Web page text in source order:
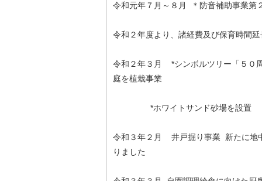
令和元年７月～８月 ＊防音補助事業
令和２年度より、諸経費及び保育時間
令和２年３月 *シンボルツリー「５０
庭を植栽事業
*ホワイトサンド砂場を設置
令和３年２月 井戸掘り事業 新たに地
りました